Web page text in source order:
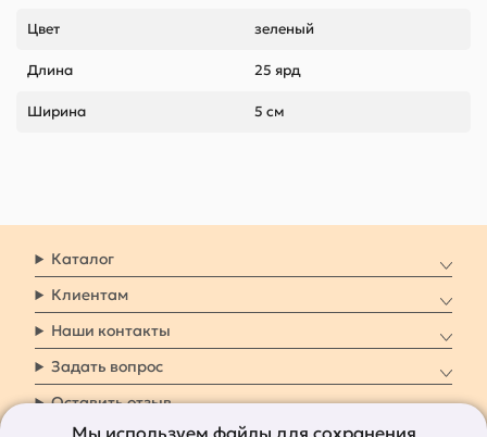
Цвет зеленый
Длина 25 ярд
Ширина 5 см
Каталог
Клиентам
Наши контакты
Задать вопрос
Оставить отзыв
Мы используем файлы для сохранения